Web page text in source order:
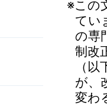
※この
てい
の専
制改
（
が、
変わ